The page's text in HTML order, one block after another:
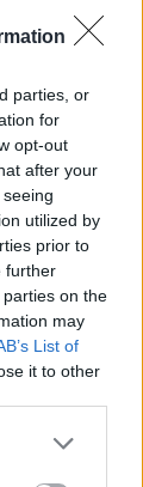
parties, or
for
opt-out
after your
utilized by
prior to
further
on the
may
List of
it to other
viena kitą
etapą
Tailando
ir